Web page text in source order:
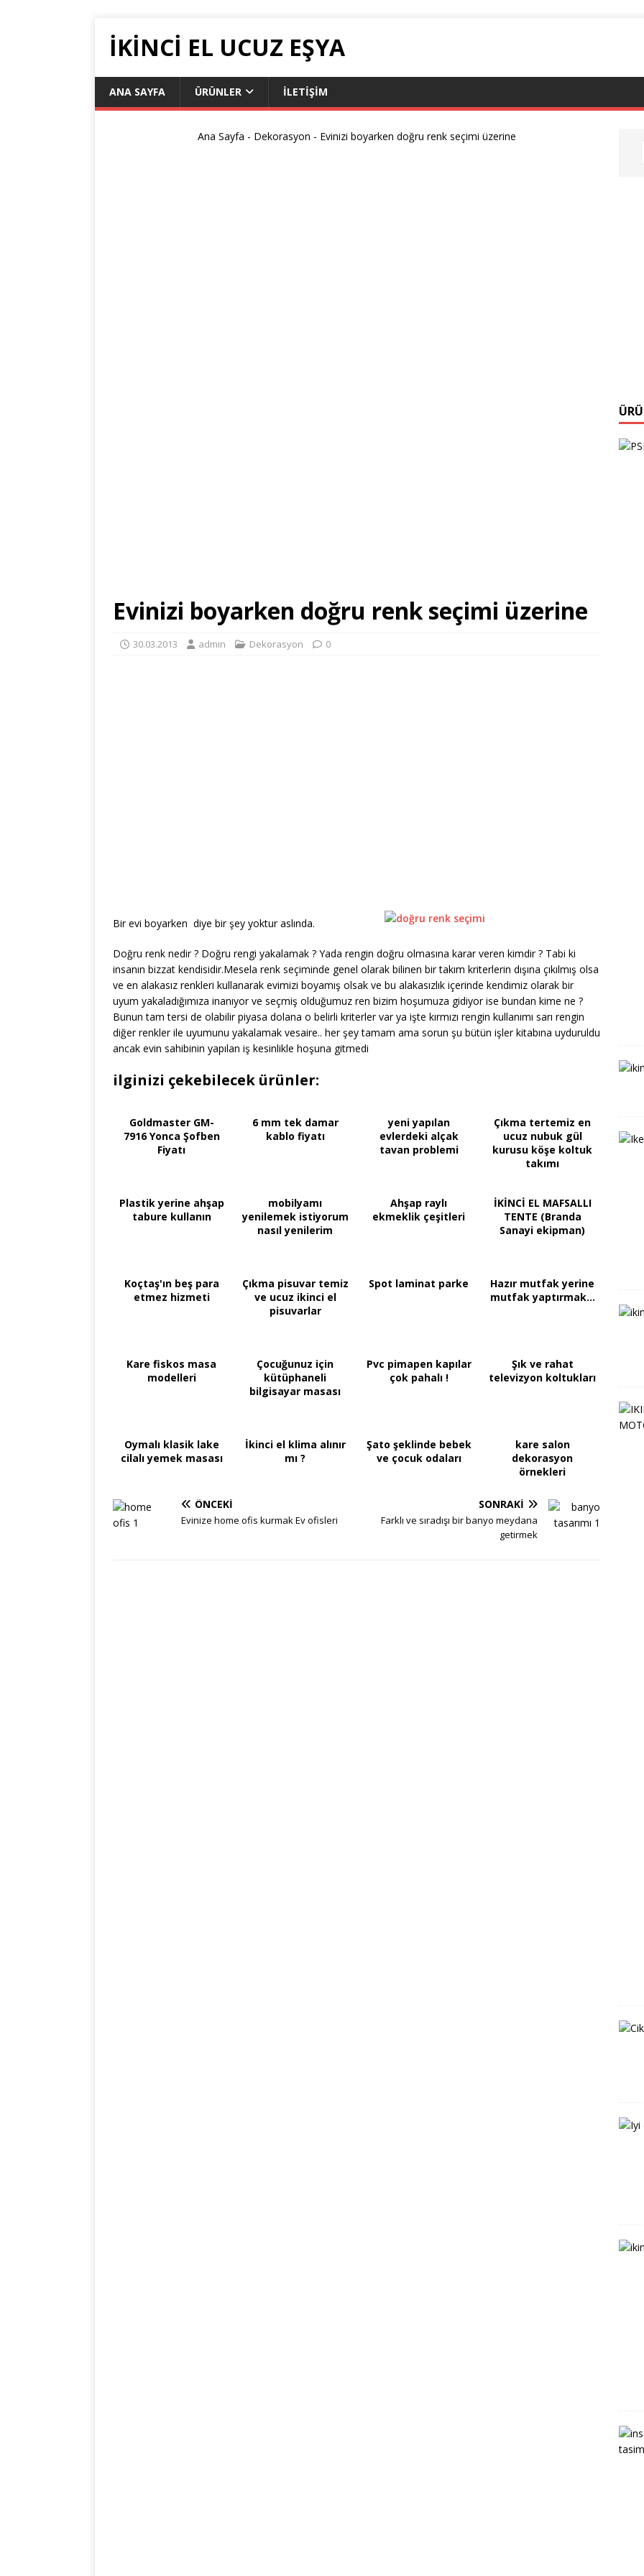
İKİNCİ EL UCUZ EŞYA
ANA SAYFA ÜRÜNLER İLETIŞIM
Ana Sayfa - Dekorasyon - Evinizi boyarken doğru renk seçimi üzerine
Evinizi boyarken doğru renk seçimi üzerine
30.03.2013 admin Dekorasyon 0
Bir evi boyarken diye bir şey yoktur aslında.
Doğru renk nedir ? Doğru rengi yakalamak ? Yada rengin doğru olmasına karar veren kimdir ? Tabi ki
insanın bizzat kendisidir.Mesela renk seçiminde genel olarak bilinen bir takım kriterlerin dışına çıkılmış olsa
ve en alakasız renkleri kullanarak evimizi boyamış olsak ve bu alakasızlık içerinde kendimiz olarak bir
uyum yakaladığımıza inanıyor ve seçmiş olduğumuz ren bizim hoşumuza gidiyor ise bundan kime ne ?
Bunun tam tersi de olabilir piyasa dolana o belirli kriterler var ya işte kırmızı rengin kullanımı sarı rengin
diğer renkler ile uyumunu yakalamak vesaire.. her şey tamam ama sorun şu bütün işler kitabına uyduruldu
ancak evin sahibinin yapılan iş kesinlikle hoşuna gitmedi
ilginizi çekebilecek ürünler:
Goldmaster GM-
7916 Yonca Şofben
Fiyatı
6 mm tek damar
kablo fiyatı
yeni yapılan
evlerdeki alçak
tavan problemi
Çıkma tertemiz en
ucuz nubuk gül
kurusu köşe koltuk
takımı
Plastik yerine ahşap
tabure kullanın
mobilyamı
yenilemek istiyorum
nasıl yenilerim
Ahşap raylı
ekmeklik çeşitleri
İKİNCİ EL MAFSALLI
TENTE (Branda
Sanayi ekipman)
Koçtaş'ın beş para
etmez hizmeti
Çıkma pisuvar temiz
ve ucuz ikinci el
pisuvarlar
Spot laminat parke
Hazır mutfak yerine
mutfak yaptırmak...
Kare fiskos masa
modelleri
Çocuğunuz için
kütüphaneli
bilgisayar masası
Pvc pimapen kapılar
çok pahalı !
Şık ve rahat
televizyon koltukları
Oymalı klasik lake
cilalı yemek masası
İkinci el klima alınır
mı ?
Şato şeklinde bebek
ve çocuk odaları
kare salon
dekorasyon
örnekleri
ÖNCEKI
Evinize home ofis kurmak Ev ofisleri
SONRAKI
Farklı ve sıradışı bir banyo meydana
getirmek